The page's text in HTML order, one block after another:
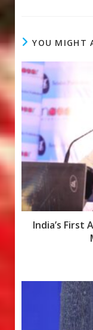
b
o
o
k
s
A
p
YOU MIGHT
India’s First